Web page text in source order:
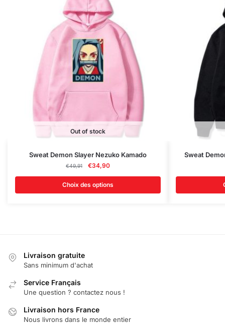
Out of stock
Sweat Demon Slayer Nezuko Kamado
€49,91
Le
prix
initial
était :
€34,90Le
prix
actuel
est :
Choix des options
a
plusieurs
être
choisies
la
du
produit
Sweat
Ce
a
plusieurs
Livraison gratuite
Sans minimum d'achat
Service Français
Une question ? contactez nous !
Livraison hors France
Nous livrons dans le monde entier